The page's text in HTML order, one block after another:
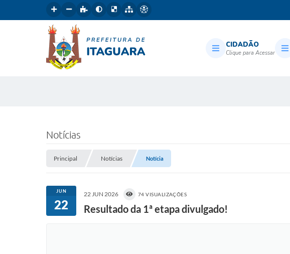
CIDADÃO
Notícias
Principal Notícias Notícia
JUN
22
22 JUN 2026 74 VISUALIZAÇÕES
Resultado da 1ª etapa divulgado!